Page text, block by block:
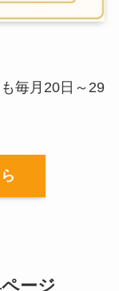
毎月20日～29
ージ